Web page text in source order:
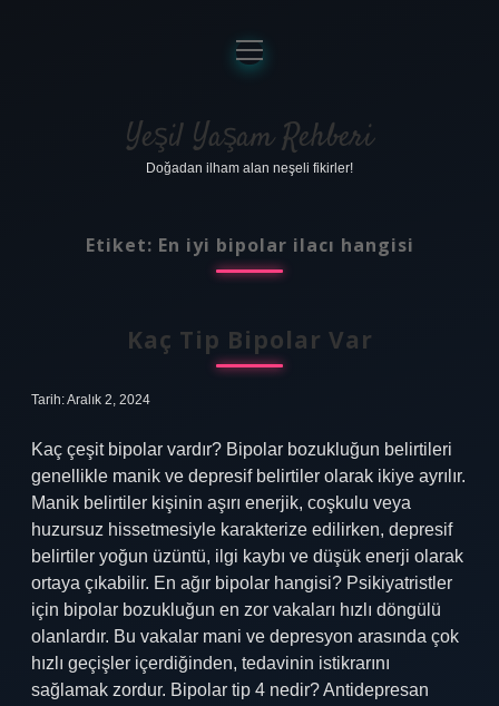
Anasayfa
Gizlilik Politikası
Yasal Uyarı
menüyü
aç
Yeşil Yaşam Rehberi
Doğadan ilham alan neşeli fikirler!
Etiket: En iyi bipolar ilacı hangisi
Kaç Tip Bipolar Var
Tarih: Aralık 2, 2024
Kaç çeşit bipolar vardır? Bipolar bozukluğun belirtileri
genellikle manik ve depresif belirtiler olarak ikiye ayrılır.
Manik belirtiler kişinin aşırı enerjik, coşkulu veya
huzursuz hissetmesiyle karakterize edilirken, depresif
belirtiler yoğun üzüntü, ilgi kaybı ve düşük enerji olarak
ortaya çıkabilir. En ağır bipolar hangisi? Psikiyatristler
için bipolar bozukluğun en zor vakaları hızlı döngülü
olanlardır. Bu vakalar mani ve depresyon arasında çok
hızlı geçişler içerdiğinden, tedavinin istikrarını
sağlamak zordur. Bipolar tip 4 nedir? Antidepresan